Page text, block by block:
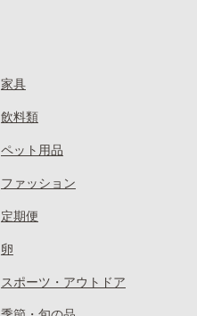
家具
飲料類
ペット用品
ファッション
定期便
卵
スポーツ・アウトドア